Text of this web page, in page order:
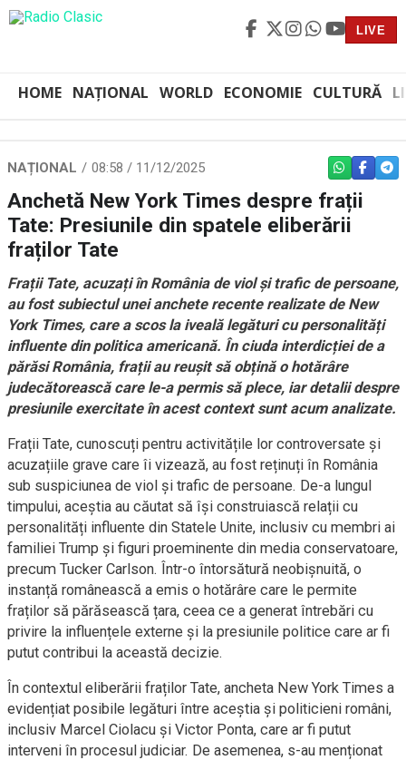
LIVE
HOME NAȚIONAL WORLD ECONOMIE CULTURĂ
NAȚIONAL 08:58 / 11/12/2025 WHATSAPP
Anchetă New York Times despre frații
Tate: Presiunile din spatele eliberării
fraților Tate
Frații Tate, acuzați în România de viol și trafic de persoane,
au fost subiectul unei anchete recente realizate de New
York Times, care a scos la iveală legături cu personalități
influente din politica americană. În ciuda interdicției de a
părăsi România, frații au reușit să obțină o hotărâre
judecătorească care le-a permis să plece, iar detalii despre
presiunile exercitate în acest context sunt acum analizate.
Frații Tate, cunoscuți pentru activitățile lor controversate și
acuzațiile grave care îi vizează, au fost reținuți în România
sub suspiciunea de viol și trafic de persoane. De-a lungul
timpului, aceștia au căutat să își construiască relații cu
personalități influente din Statele Unite, inclusiv cu membri ai
familiei Trump și figuri proeminente din media conservatoare,
precum Tucker Carlson. Într-o întorsătură neobișnuită, o
instanță românească a emis o hotărâre care le permite
fraților să părăsească țara, ceea ce a generat întrebări cu
privire la influențele externe și la presiunile politice care ar fi
putut contribui la această decizie.
În contextul eliberării fraților Tate, ancheta New York Times a
evidențiat posibile legături între aceștia și politicieni români,
inclusiv Marcel Ciolacu și Victor Ponta, care ar fi putut
interveni în procesul judiciar. De asemenea, s-au menționat